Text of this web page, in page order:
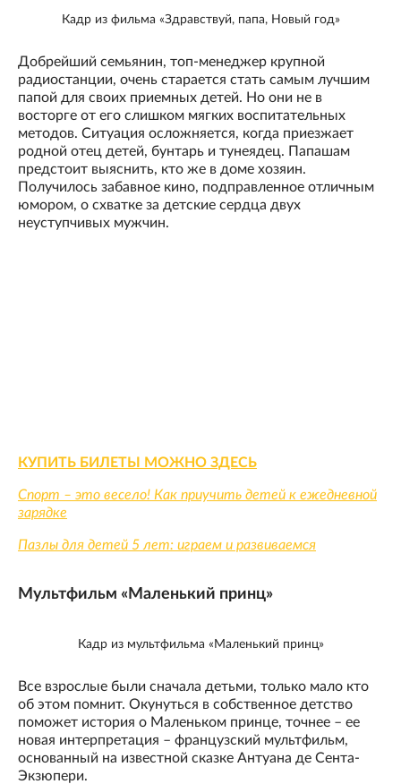
Кадр из фильма «Здравствуй, папа, Новый год»
Добрейший семьянин, топ-менеджер крупной
радиостанции, очень старается стать самым лучшим
папой для своих приемных детей. Но они не в
восторге от его слишком мягких воспитательных
методов. Ситуация осложняется, когда приезжает
родной отец детей, бунтарь и тунеядец. Папашам
предстоит выяснить, кто же в доме хозяин.
Получилось забавное кино, подправленное отличным
юмором, о схватке за детские сердца двух
неуступчивых мужчин.
КУПИТЬ БИЛЕТЫ МОЖНО ЗДЕСЬ
Спорт – это весело! Как приучить детей к ежедневной
зарядке
Пазлы для детей 5 лет: играем и развиваемся
Мультфильм «Маленький принц»
Кадр из мультфильма «Маленький принц»
Все взрослые были сначала детьми, только мало кто
об этом помнит. Окунуться в собственное детство
поможет история о Маленьком принце, точнее – ее
новая интерпретация – французский мультфильм,
основанный на известной сказке Антуана де Сента-
Экзюпери.